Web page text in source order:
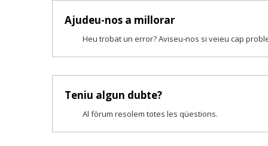
Ajudeu-nos a millorar
Heu trobat un error? Aviseu-nos si veieu cap
Teniu algun dubte?
Al fòrum resolem totes les qüestions.